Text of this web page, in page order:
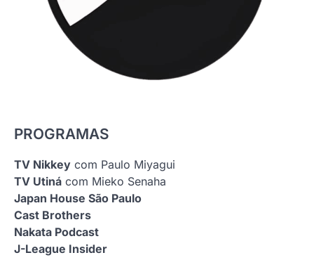
PROGRAMAS
TV Nikkey com Paulo Miyagui
TV Utiná com Mieko Senaha
Japan House São Paulo
Cast Brothers
Nakata Podcast
J-League Insider